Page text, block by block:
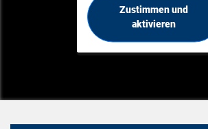
Zustimmen und
aktivieren